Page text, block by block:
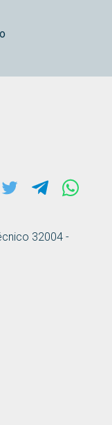
32004 -
Twitter Telegram